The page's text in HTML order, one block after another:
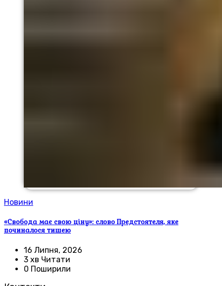
Новини
«Свобода має свою ціну»: слово Предстоятеля, яке
починалося тишею
16 Липня, 2026
3 хв Читати
0 Поширили